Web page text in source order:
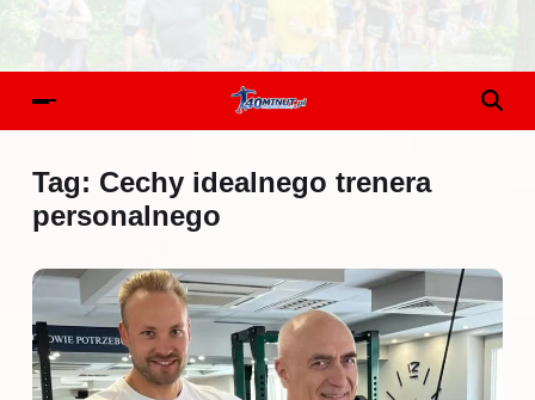
Tag: Cechy idealnego trenera
personalnego